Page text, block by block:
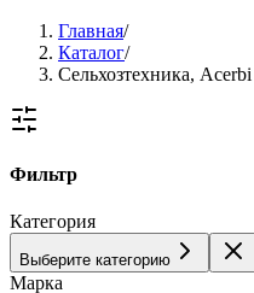
Главная/
Каталог/
Сельхозтехника, Acerbi
Фильтр
Категория
Выберите категорию
Марка